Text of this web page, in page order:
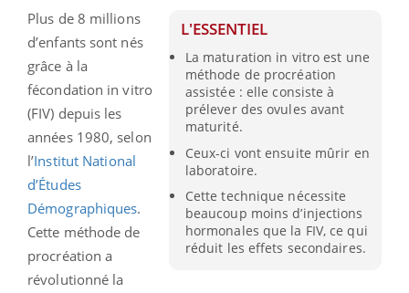
L'ESSENTIEL
La maturation in vitro est une
méthode de procréation
assistée : elle consiste à
prélever des ovules avant
maturité.
Ceux-ci vont ensuite mûrir en
laboratoire.
Cette technique nécessite
beaucoup moins d’injections
hormonales que la FIV, ce qui
réduit les effets secondaires.
Plus de 8 millions
d’enfants sont nés
grâce à la
fécondation in vitro
(FIV) depuis les
années 1980, selon
l’Institut National
d’Études
Démographiques.
Cette méthode de
procréation a
révolutionné la